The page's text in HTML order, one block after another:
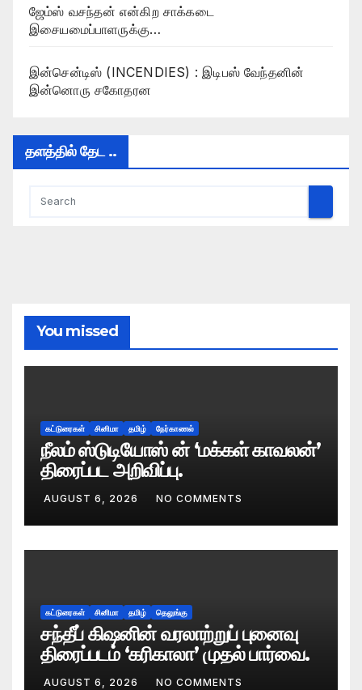
ஜேம்ஸ் வசந்தன் என்கிற சாக்கடை
இசையமைப்பாளருக்கு…
இன்சென்டிஸ் (INCENDIES) : இடிபஸ் வேந்தனின்
இன்னொரு சகோதரன
தளத்தில் தேட ..
You missed
கட்டுரைகள் சினிமா தமிழ் நேர்காணல்
நீலம் ஸ்டுடியோஸ் ன் ‘மக்கள் காவலன்’
திரைப்பட அறிவிப்பு.
AUGUST 6, 2026 NO COMMENTS
கட்டுரைகள் சினிமா தமிழ் தெலுங்கு
சந்தீப் கிஷனின் வரலாற்றுப் புனைவு
திரைப்படம் ‘கரிகாலா’ முதல் பார்வை.
AUGUST 6, 2026 NO COMMENTS